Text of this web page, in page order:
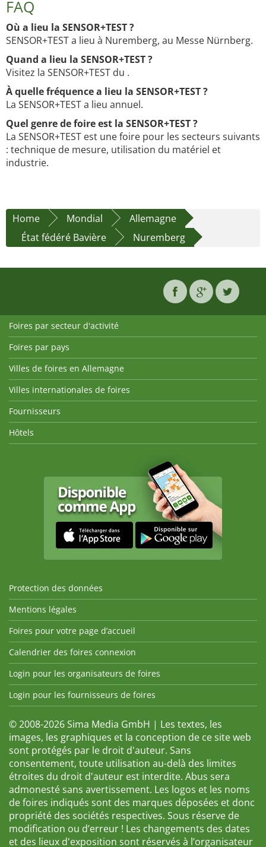
FAQ
Où a lieu la SENSOR+TEST ?
SENSOR+TEST a lieu à Nuremberg, au Messe Nürnberg.
Quand a lieu la SENSOR+TEST ?
Visitez la SENSOR+TEST du .
À quelle fréquence a lieu la SENSOR+TEST ?
La SENSOR+TEST a lieu annuel.
Quel genre de foire est la SENSOR+TEST ?
La SENSOR+TEST est une foire pour les secteurs suivants
: technique de mesure, utilisation du matériel et
industrie.
Home Mondial
Allemagne
État fédéré Bavière
Nuremberg
Foires par secteur d'activité
Foires par pays
Villes de foires en Allemagne
Villes internationales de foires
Fournisseurs
Hôtels
Protection des données
Mentions légales
Foires pour votre page d’accueil
Calendrier des foires connexion
Login pour les organisateurs de foires
Login pour les fournisseurs de foires
© 2008-2026 Sima Media GmbH | Les textes, les
images, les graphiques et la conception de ce site web
sont protégés par le droit d'auteur. Sans
consentement, toute utilisation au-delà des limites
étroites du droit d'auteur est interdite. Abus sera
admonesté sans avertissement. Les logos et les noms
de foires indiqués sont des marques déposées et donc
propriété des sociétés respectives. Sous réserve de
modification ou d’erreur ! Les changements des dates
et des lieux d'exposition sont réservés à l’organisateur